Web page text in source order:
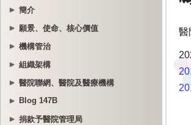
簡介
願景、使命、核心價值
機構管治
組織架構
醫院聯網、醫院及醫療機構
Blog 147B
捐款予醫院管理局